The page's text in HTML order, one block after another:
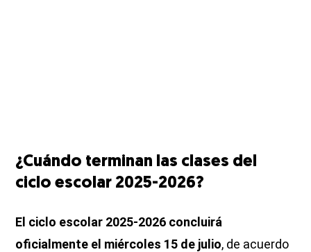
¿Cuándo terminan las clases del
ciclo escolar 2025-2026?
El ciclo escolar 2025-2026 concluirá
oficialmente el miércoles 15 de julio, de acuerdo